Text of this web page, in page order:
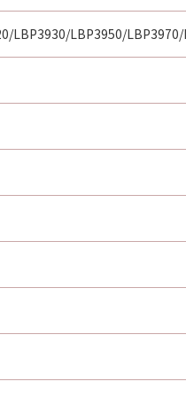
LBP3930/LBP3950/LBP3970/